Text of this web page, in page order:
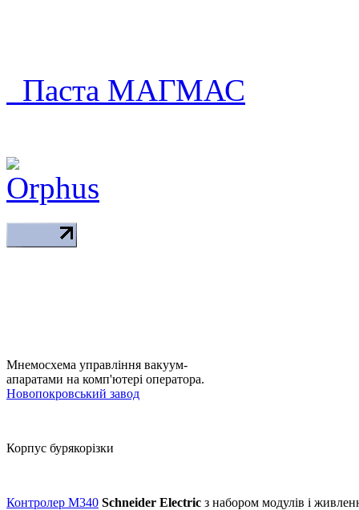
Паста МАГМАС
Мнемосхема управління вакуум-
апаратами на комп'ютері оператора.
Новопокровський завод
Корпус бурякорізки
Контролер M340 Schneider Electric з набором модулів і